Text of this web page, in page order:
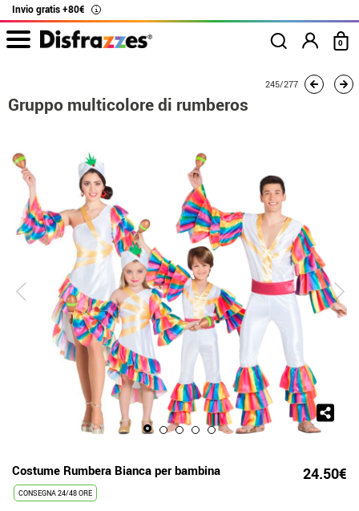
Invio gratis +80€ i
0
Gruppo multicolore di rumberos
245/277
Gruppo multicolore di rumberos
Costume Rumbera Bianca per bambina 24.50€
CONSEGNA 24/48 ORE